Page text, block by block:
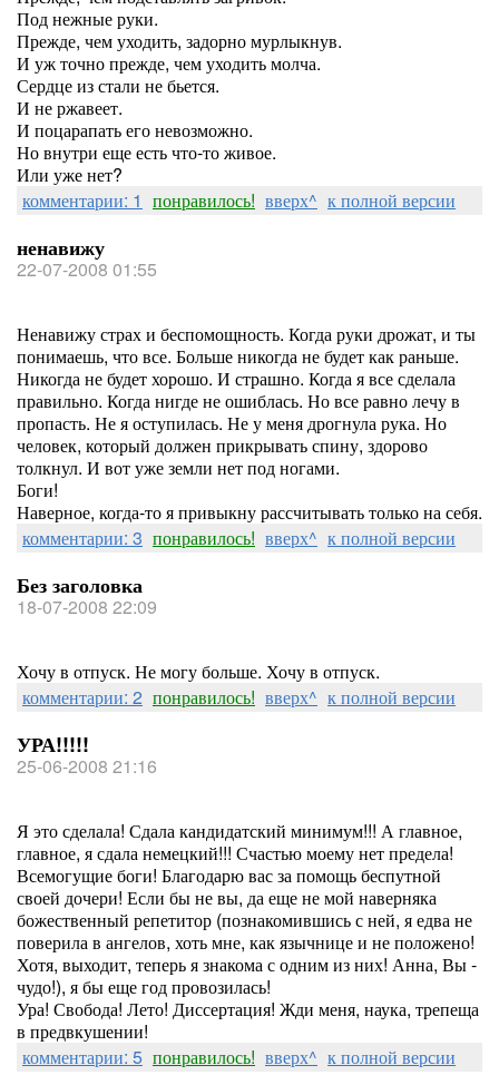
Под нежные руки.
Прежде, чем уходить, задорно мурлыкнув.
И уж точно прежде, чем уходить молча.
Сердце из стали не бьется.
И не ржавеет.
И поцарапать его невозможно.
Но внутри еще есть что-то живое.
Или уже нет?
комментарии: 1 понравилось! вверх^ к полной версии
ненавижу
22-07-2008 01:55
Ненавижу страх и беспомощность. Когда руки дрожат, и ты
понимаешь, что все. Больше никогда не будет как раньше.
Никогда не будет хорошо. И страшно. Когда я все сделала
правильно. Когда нигде не ошиблась. Но все равно лечу в
пропасть. Не я оступилась. Не у меня дрогнула рука. Но
человек, который должен прикрывать спину, здорово
толкнул. И вот уже земли нет под ногами.
Боги!
Наверное, когда-то я привыкну рассчитывать только на себя.
комментарии: 3 понравилось! вверх^ к полной версии
Без заголовка
18-07-2008 22:09
Хочу в отпуск. Не могу больше. Хочу в отпуск.
комментарии: 2 понравилось! вверх^ к полной версии
УРА!!!!!
25-06-2008 21:16
Я это сделала! Сдала кандидатский минимум!!! А главное,
главное, я сдала немецкий!!! Счастью моему нет предела!
Всемогущие боги! Благодарю вас за помощь беспутной
своей дочери! Если бы не вы, да еще не мой наверняка
божественный репетитор (познакомившись с ней, я едва не
поверила в ангелов, хоть мне, как язычнице и не положено!
Хотя, выходит, теперь я знакома с одним из них! Анна, Вы -
чудо!), я бы еще год провозилась!
Ура! Свобода! Лето! Диссертация! Жди меня, наука, трепеща
в предвкушении!
комментарии: 5 понравилось! вверх^ к полной версии